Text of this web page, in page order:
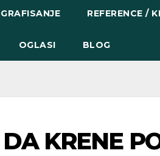
REFERENCE /
OGLASI BLOG
KRENE